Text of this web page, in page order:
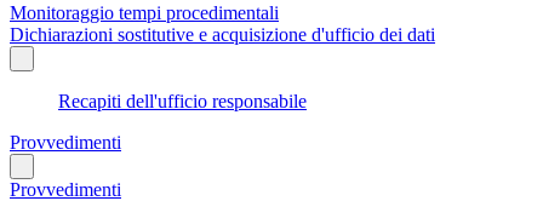
Monitoraggio tempi procedimentali
Dichiarazioni sostitutive e acquisizione d'ufficio dei dati
Recapiti dell'ufficio responsabile
Provvedimenti
Provvedimenti